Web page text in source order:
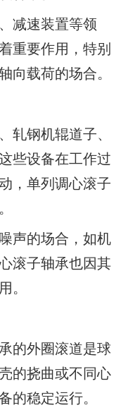
减速装置等领
重要作用，特别
向载荷的场合。
轧钢机辊道子、
些设备在工作过
，单列调心滚子
声的场合，如机
滚子轴承也因其
。
的外圈滚道是球
的挠曲或不同心
的稳定运行。